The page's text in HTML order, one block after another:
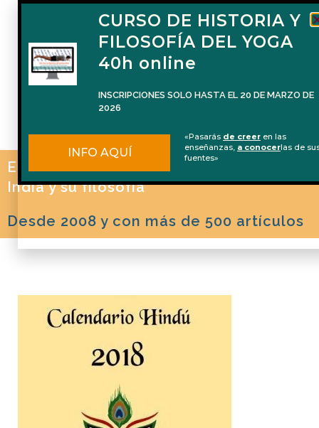
El blog de Naren Herrero sobre Yoga, la
India y su filosofía
Desde 2008 y con más de 500 artículos
CURSO DE HISTORIA Y
FILOSOFÍA DEL YOGA
40h online
INSCRIPCIONES SOLO HASTA EL 20 DE MARZO DE
2026
INFO AQUÍ
«Pasarás de creer en las
enseñanzas, a conocerlas de
fuentes»